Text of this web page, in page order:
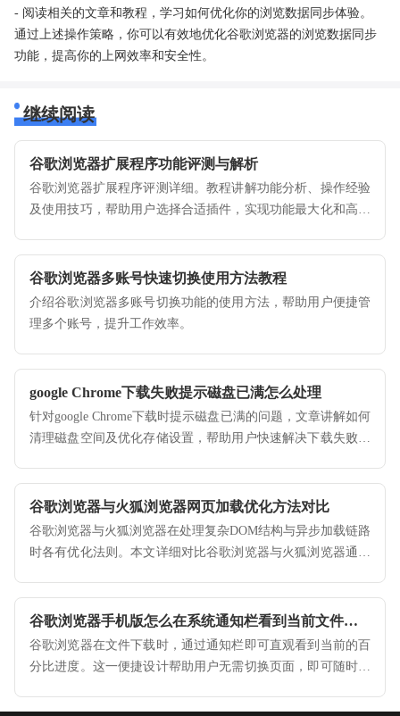
- 阅读相关的文章和教程，学习如何优化你的浏览数据同步体验。
通过上述操作策略，你可以有效地优化谷歌浏览器的浏览数据同步
功能，提高你的上网效率和安全性。
继续阅读
谷歌浏览器扩展程序功能评测与解析
谷歌浏览器扩展程序评测详细。教程讲解功能分析、操作经验
及使用技巧，帮助用户选择合适插件，实现功能最大化和高效
谷歌浏览器多账号快速切换使用方法教程
介绍谷歌浏览器多账号切换功能的使用方法，帮助用户便捷管
理多个账号，提升工作效率。
google Chrome下载失败提示磁盘已满怎么处理
针对google Chrome下载时提示磁盘已满的问题，文章讲解如何
清理磁盘空间及优化存储设置，帮助用户快速解决下载失败的
谷歌浏览器与火狐浏览器网页加载优化方法对比
谷歌浏览器与火狐浏览器在处理复杂DOM结构与异步加载链路
时各有优化法则。本文详细对比谷歌浏览器与火狐浏览器通过
谷歌浏览器手机版怎么在系统通知栏看到当前文件下载的具体百分比
谷歌浏览器在文件下载时，通过通知栏即可直观看到当前的百
分比进度。这一便捷设计帮助用户无需切换页面，即可随时查